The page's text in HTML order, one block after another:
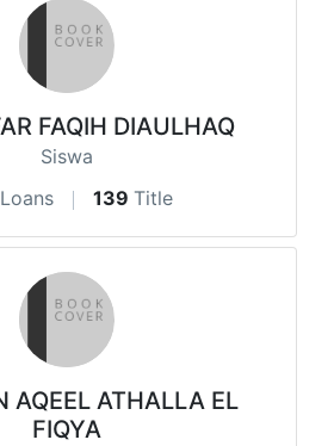
FAQIH DIAULHAQ
Siswa
Loans 139 Title
AQEEL ATHALLA EL
FIQYA